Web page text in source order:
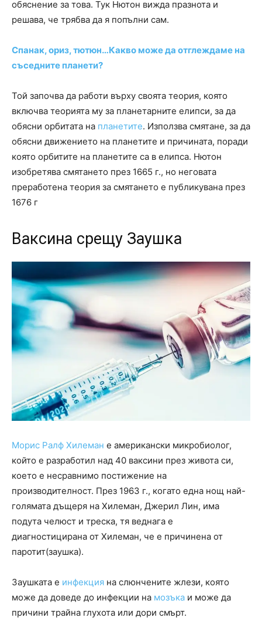
обяснение за това. Тук Нютон вижда празнота и
решава, че трябва да я попълни сам.
Спанак, ориз, тютюн…Какво може да отглеждаме на
съседните планети?
Той започва да работи върху своята теория, която
включва теорията му за планетарните елипси, за да
обясни орбитата на планетите. Използва смятане, за да
обясни движението на планетите и причината, поради
която орбитите на планетите са в елипса. Нютон
изобретява смятането през 1665 г., но неговата
преработена теория за смятането е публикувана през
1676 г
Ваксина срещу Заушка
Морис Ралф Хилеман е американски микробиолог,
който е разработил над 40 ваксини през живота си,
което е несравнимо постижение на
производителност. През 1963 г., когато една нощ най-
голямата дъщеря на Хилеман, Джерил Лин, има
подута челюст и треска, тя веднага е
диагностицирана от Хилеман, че е причинена от
паротит(заушка).
Заушката е инфекция на слюнчените жлези, която
може да доведе до инфекции на мозъка и може да
причини трайна глухота или дори смърт.